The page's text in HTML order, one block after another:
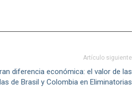
Artículo siguiente
diferencia económica: el valor de las
de Brasil y Colombia en Eliminatorias